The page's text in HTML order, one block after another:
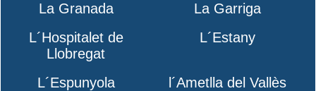
La Granada
La Garriga
L´Hospitalet de
Llobregat
L´Estany
L´Espunyola
l´Ametlla del Vallès